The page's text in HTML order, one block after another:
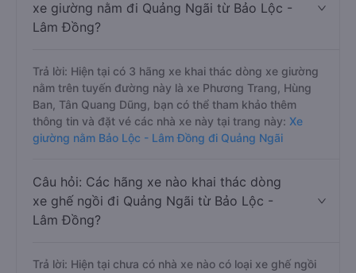
xe giường nằm đi Quảng Ngãi từ Bảo Lộc -
Lâm Đồng?
Trả lời: Hiện tại có 3 hãng xe khai thác dòng xe giường
nằm trên tuyến đường này là xe Phương Trang, Hùng
Ban, Tân Quang Dũng, bạn có thể tham khảo thêm
thông tin và đặt vé các nhà xe này tại trang này: Xe
giường nằm Bảo Lộc - Lâm Đồng đi Quảng Ngãi
Câu hỏi: Các hãng xe nào khai thác dòng
xe ghế ngồi đi Quảng Ngãi từ Bảo Lộc -
Lâm Đồng?
Trả lời: Hiện tại chưa có nhà xe nào có loại xe ghế ngồi